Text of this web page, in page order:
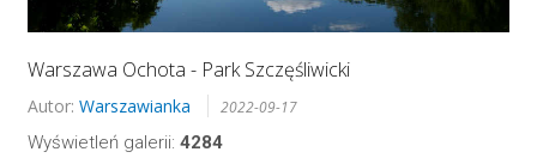
Warszawa Ochota - Park Szczęśliwicki
Autor: Warszawianka 2022-09-17
Wyświetleń galerii: 4284